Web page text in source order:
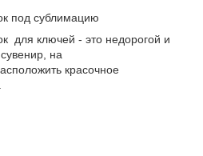
под сублимацию
для ключей - это недорогой и
на
красочное